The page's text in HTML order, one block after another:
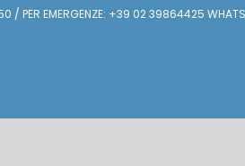
/ PER EMERGENZE: +39 02 39864425